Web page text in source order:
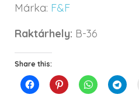
Márka: F&F
Raktárhely: B-36
Share this: